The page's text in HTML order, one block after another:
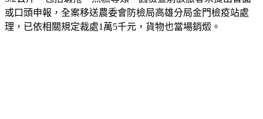
或口頭申報，全案移送農委會防檢局高雄分局金門檢疫站處
理，已依相關規定裁處1萬5千元，貨物也當場銷燬。